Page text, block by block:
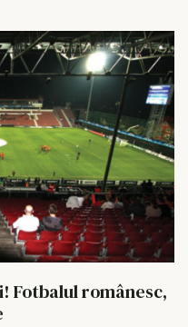
Fotbalul românesc,